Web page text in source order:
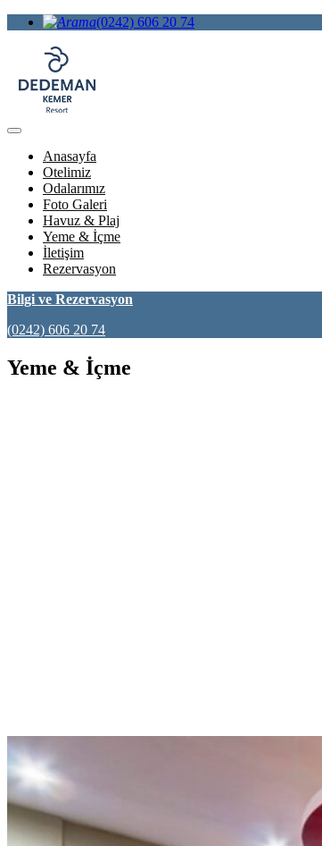
(0242) 606 20 74
Anasayfa
Otelimiz
Odalarımız
Foto Galeri
Havuz & Plaj
Yeme & İçme
İletişim
Rezervasyon
Bilgi ve Rezervasyon
(0242) 606 20 74
Yeme & İçme